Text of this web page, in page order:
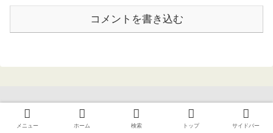
コメントを書き込む
カテゴリー一覧
メニュー ホーム 検索 トップ サイドバー